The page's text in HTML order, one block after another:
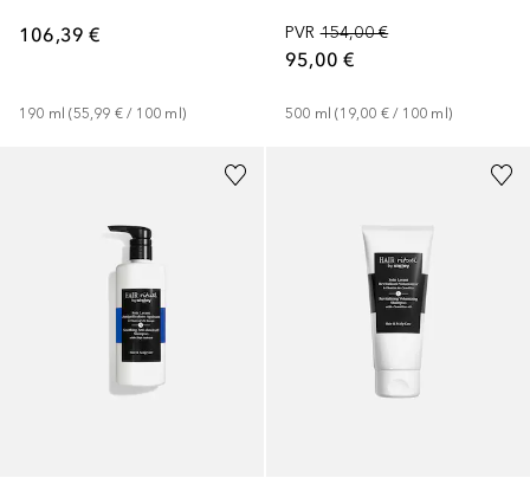
106,39 €
190 ml (55,99 € / 100 ml )
PVR 154,00 €
95,00 €
500 ml (19,00 € / 100 ml )